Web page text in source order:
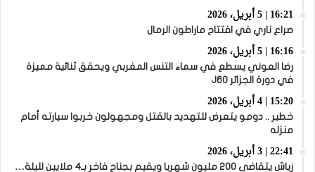
16:21 | 5 أبريل، 2026
صراع ناري في افتتاح ماراطون الرمال
16:16 | 5 أبريل، 2026
رضا العوني يسطع في سماء التنس المغربي ويحقق ثنائية مميزة
في دورة الجزائر J60
15:20 | 4 أبريل، 2026
خطير .. دومو يتعرض للتهديد بالقتل ومجهولون خربوا سيارته أمام
منزله
22:41 | 3 أبريل، 2026
زياش يتقاضى 200 مليون شهريا ويقيم بجناح فاخر بـ4 ملايين لليلة…